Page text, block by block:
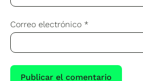
Correo electrónico *